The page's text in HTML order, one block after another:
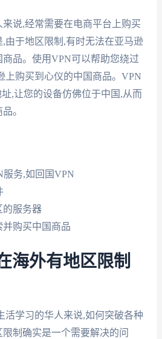
说,经常需要在电商平台上购买
由于地区限制,有时无法在亚马逊
商品。使用VPN可以帮助您绕过
上购买到心仪的中国商品。VPN
,让您的设备仿佛位于中国,从而
。
服务,如回国VPN
的服务器
购买中国商品
海外有地区限制
活学习的华人来说,如何突破各种
制确实是一个需要解决的问